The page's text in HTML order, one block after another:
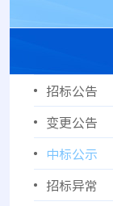
招标公告
变更公告
中标公示
招标异常